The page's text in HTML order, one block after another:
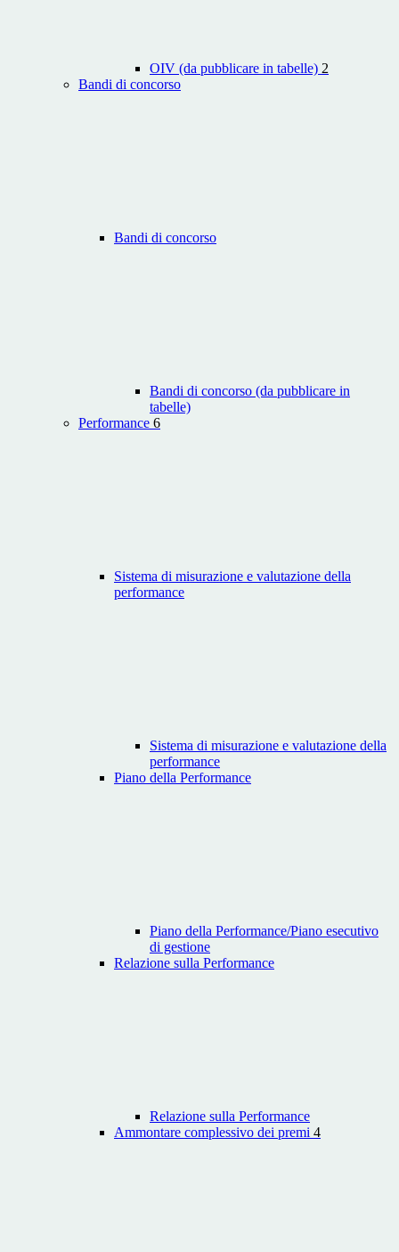
OIV (da pubblicare in tabelle) 2
Bandi di concorso
Bandi di concorso
Bandi di concorso (da pubblicare in
tabelle)
Performance 6
Sistema di misurazione e valutazione della
performance
Sistema di misurazione e valutazione della
performance
Piano della Performance
Piano della Performance/Piano esecutivo
di gestione
Relazione sulla Performance
Relazione sulla Performance
Ammontare complessivo dei premi 4